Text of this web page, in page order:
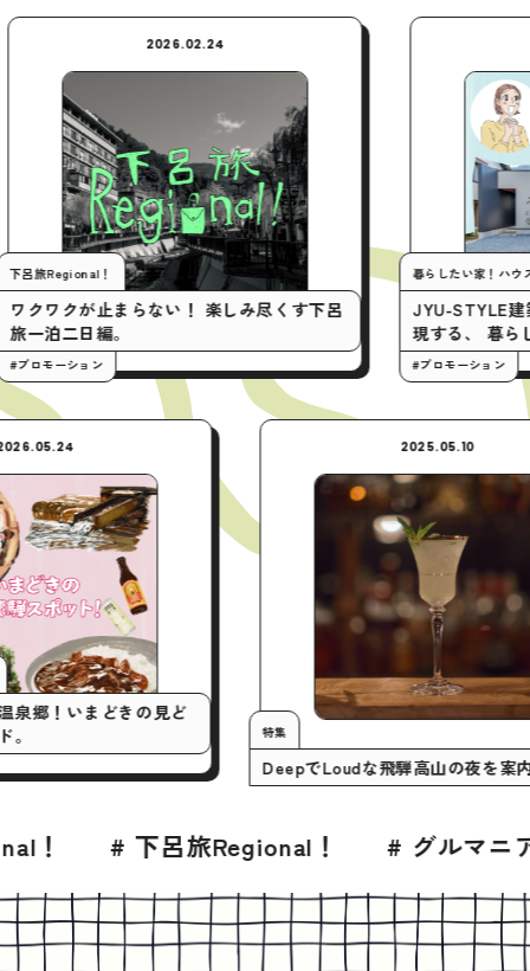
2026.02.24
！
が止まらない！ 楽しみ尽くす下呂
日編。
ョン
暮らしたい家！ハウスツアー
JYU-STYLE建築設計
現する、 暮らしやす
#プロモーション
2026.05.24
ニア！
飛騨温泉郷！いまどきの見ど
ガイド。
2025.05.10
DeepでLoudな飛騨高山の
下呂旅Regional！ # グルマニア！ #